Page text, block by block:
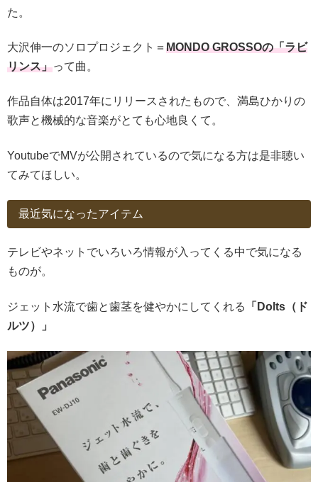
た。
大沢伸一のソロプロジェクト＝ MONDO GROSSOの「ラビ
リンス」って曲。
作品自体は2017年にリリースされたもので、満島ひかりの
歌声と機械的な音楽がとても心地良くて。
YoutubeでMVが公開されているので気になる方は是非聴い
てみてほしい。
最近気になったアイテム
テレビやネットでいろいろ情報が入ってくる中で気になる
ものが。
ジェット水流で歯と歯茎を健やかにしてくれる
「Dolts（ド
ルツ）」